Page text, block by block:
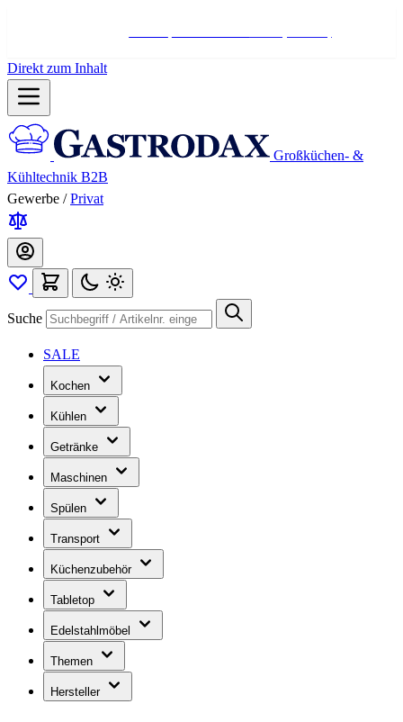
Direkt zum Inhalt
Großküchen- &
Kühltechnik B2B
Gewerbe / Privat
Suche
SALE
Kochen
Kühlen
Getränke
Maschinen
Spülen
Transport
Küchenzubehör
Tabletop
Edelstahlmöbel
Themen
Hersteller